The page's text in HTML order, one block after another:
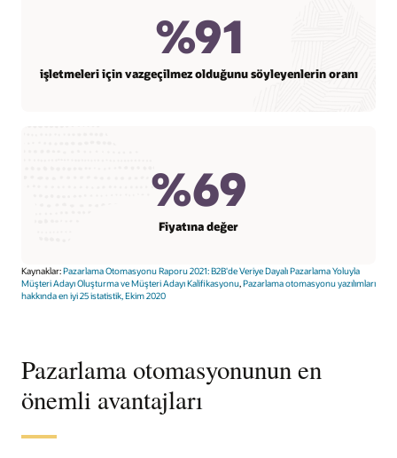
%91
işletmeleri için vazgeçilmez olduğunu söyleyenlerin oranı
%69
Fiyatına değer
Kaynaklar:Pazarlama Otomasyonu Raporu 2021: B2B'de Veriye Dayalı Pazarlama Yoluyla
Müşteri Adayı Oluşturma ve Müşteri Adayı Kalifikasyonu,Pazarlama otomasyonu yazılımları
hakkında en iyi 25 istatistik, Ekim 2020
Pazarlama otomasyonunun en
önemli avantajları